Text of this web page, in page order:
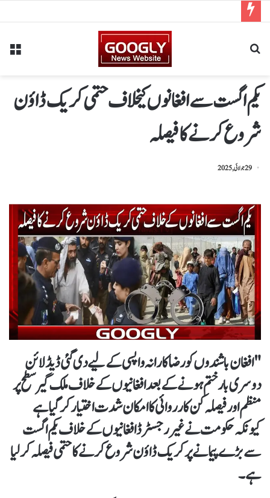
یکم اگست سے افغانوں کیخلاف حتمی کریک ڈاؤن
شروع کرنےکافیصلہ
29 جولائی, 2025
"افغان باشندوں کو رضاکارانہ واپسی کے لیے دی گئی ڈیڈ لائن
دوسری بار ختم ہونے کے بعد افغانیوں کے خلاف ملک گیر سطح پر
منظم اور فیصلہ کن کارروائی کا امکان شدت اختیار کر گیا ہے
کیونکہ حکومت نے غیر رجسٹرڈ افغانیوں کے خلاف یکم اگست
سے بڑے پیمانے پر کریک ڈاؤن شروع کرنے کا حتمی فیصلہ کر لیا
ہے۔